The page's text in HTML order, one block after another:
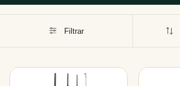
Filtrar